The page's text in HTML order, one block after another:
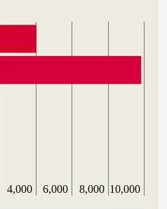
4,000 6,000 8,000 10,000